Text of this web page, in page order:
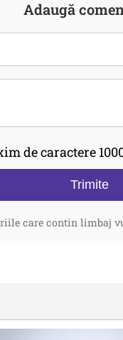
Adaugă
de caractere
Trimite
care contin limbaj